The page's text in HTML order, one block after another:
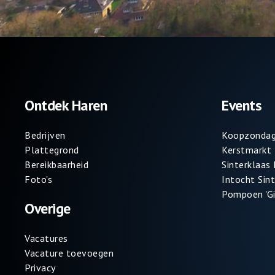
Ontdek Haren
Bedrijven
Plattegrond
Bereikbaarheid
Foto's
Overige
Vacatures
Vacature toevoegen
Privacy
Events
Kerstmarkt
Sinterklaas
Intocht
Pompoen